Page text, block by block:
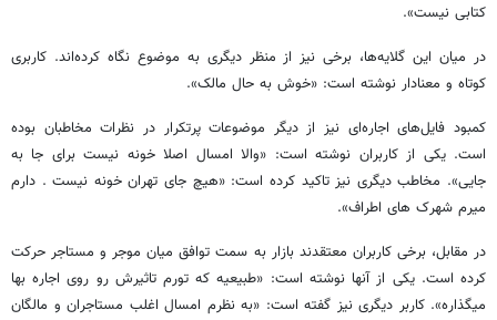
کتابی نیست».
در میان این گلایه‌ها، برخی نیز از منظر دیگری به موضوع نگاه کرده‌اند. کاربری
کوتاه و معنادار نوشته است: «خوش به حال مالک».
کمبود فایل‌های اجاره‌ای نیز از دیگر موضوعات پرتکرار در نظرات مخاطبان بوده
است. یکی از کاربران نوشته است: «والا امسال اصلا خونه نیست برای جا به
جایی». مخاطب دیگری نیز تاکید کرده است: «هیچ جای تهران خونه نیست . دارم
میرم شهرک های اطراف».
در مقابل، برخی کاربران معتقدند بازار به سمت توافق میان موجر و مستاجر حرکت
کرده است. یکی از آنها نوشته است: «طبیعیه که تورم تاثیرش رو روی اجاره بها
میگذاره». کاربر دیگری نیز گفته است: «به نظرم امسال اغلب مستاجران و مالگان